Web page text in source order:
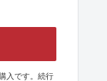
入です。続行